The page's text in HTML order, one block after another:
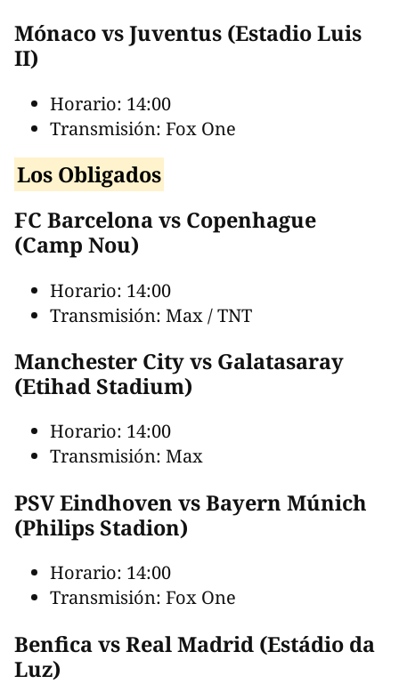
Mónaco vs Juventus (Estadio Luis
II)
Horario: 14:00
Transmisión: Fox One
Los Obligados
FC Barcelona vs Copenhague
(Camp Nou)
Horario: 14:00
Transmisión: Max / TNT
Manchester City vs Galatasaray
(Etihad Stadium)
Horario: 14:00
Transmisión: Max
PSV Eindhoven vs Bayern Múnich
(Philips Stadion)
Horario: 14:00
Transmisión: Fox One
Benfica vs Real Madrid (Estádio da
Luz)